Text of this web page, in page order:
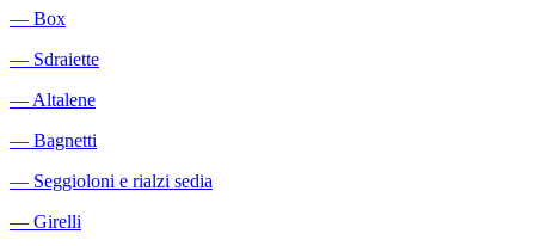
― Box
― Sdraiette
―Altalene
― Bagnetti
― Seggioloni e rialzi sedia
― Girelli